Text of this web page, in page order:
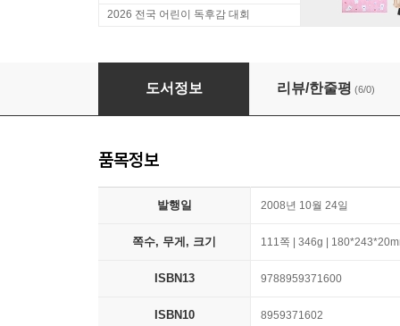
2026 전국 어린이 독후감 대회
폭력과 전쟁은 왜 일어나나요?
도서정보 리뷰/한줄평 (6/0)
품목정보
발행일 2008년 10월 24일
쪽수, 무게, 크기 111쪽 | 346g |
ISBN13 9788959371600
ISBN10 8959371602